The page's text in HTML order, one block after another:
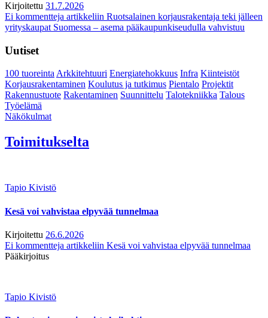
Kirjoitettu 31.7.2026
Ei kommentteja artikkeliin Ruotsalainen korjausrakentaja teki jälleen
yrityskaupat Suomessa – asema pääkaupunkiseudulla vahvistuu
Uutiset
100 tuoreintaArkkitehtuuri Energiatehokkuus Infra Kiinteistöt
Korjausrakentaminen Koulutus ja tutkimus Pientalo Projektit
Rakennustuote Rakentaminen Suunnittelu Talotekniikka Talous
Työelämä
Näkökulmat
Toimitukselta
Tapio Kivistö
Kesä voi vahvistaa elpyvää tunnelmaa
Kirjoitettu 26.6.2026
Ei kommentteja artikkeliin Kesä voi vahvistaa elpyvää tunnelmaa
Pääkirjoitus
Tapio Kivistö